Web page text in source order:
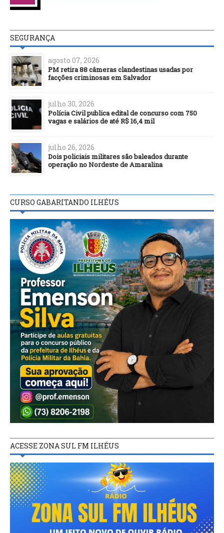
SEGURANÇA
agosto 07, 2026
PM retira 88 câmeras clandestinas usadas por
facções criminosas em Salvador
julho 30, 2026
Polícia Civil publica edital de concurso com 750
vagas e salários de até R$ 16,4 mil
julho 26, 2026
Dois policiais militares são baleados durante
operação no Nordeste de Amaralina
CURSO GABARITANDO ILHÉUS
ACESSE ZONA SUL FM ILHÉUS